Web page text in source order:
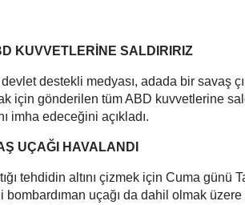
KUVVETLERİNE SALDIRIRIZ
destekli medyası, adada bir savaş
için gönderilen tüm ABD kuvvetlerine
imha edeceğini açıkladı.
UÇAĞI HAVALANDI
tehdidin altını çizmek için Cuma günü
bombardıman uçağı da dahil olmak